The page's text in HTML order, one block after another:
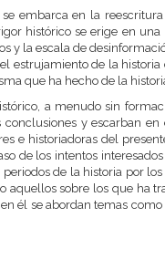
embarca en la
histórico se erige en
y la escala de
estrujamiento de la
que ha hecho de la
a menudo sin
y escarban
e historiadoras del
de los intentos
de la historia por
aquellos sobre los que ha
él se abordan temas